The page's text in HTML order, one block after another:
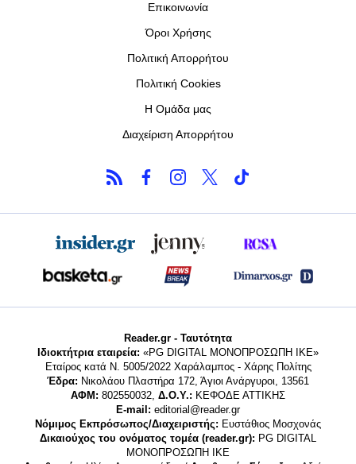
Επικοινωνία
Όροι Χρήσης
Πολιτική Απορρήτου
Πολιτική Cookies
Η Ομάδα μας
Διαχείριση Απορρήτου
Reader.gr - Ταυτότητα
Ιδιοκτήτρια εταιρεία: «PG DIGITAL MONΟΠΡΟΣΩΠΗ ΙΚΕ»
Εταίρος κατά Ν. 5005/2022 Χαράλαμπος - Χάρης Πολίτης
Έδρα: Νικολάου Πλαστήρα 172, Άγιοι Ανάργυροι, 13561
ΑΦΜ: 802550032, Δ.Ο.Υ.: ΚΕΦΟΔΕ ΑΤΤΙΚΗΣ
E-mail: editorial@reader.gr
Νόμιμος Εκπρόσωπος/Διαχειριστής: Ευστάθιος Μοσχονάς
Δικαιούχος του ονόματος τομέα (reader.gr): PG DIGITAL
MONΟΠΡΟΣΩΠΗ ΙΚΕ